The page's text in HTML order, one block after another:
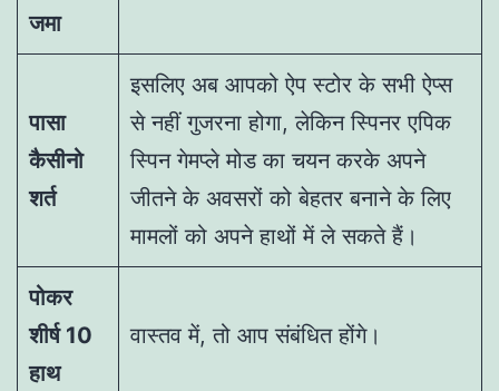
जमा
पासा
कैसीनो
शर्त
इसलिए अब आपको ऐप स्टोर के सभी ऐप्स
से नहीं गुजरना होगा, लेकिन स्पिनर एपिक
स्पिन गेमप्ले मोड का चयन करके अपने
जीतने के अवसरों को बेहतर बनाने के लिए
मामलों को अपने हाथों में ले सकते हैं।
पोकर
शीर्ष 10
हाथ
वास्तव में, तो आप संबंधित होंगे।